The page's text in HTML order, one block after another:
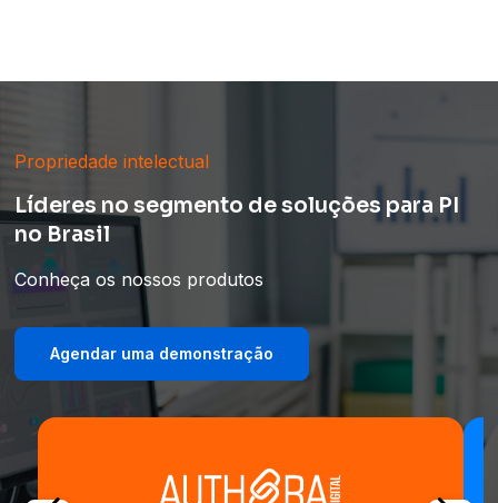
Propriedade intelectual
Líderes no segmento de soluções para PI
no Brasil
Conheça os nossos produtos
Agendar uma demonstração